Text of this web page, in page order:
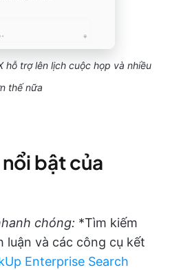
hỗ trợ lên lịch cuộc họp và nhiều
thế nữa
bật của
chóng: *Tìm kiếm
luận và các công cụ kết
Enterprise Search